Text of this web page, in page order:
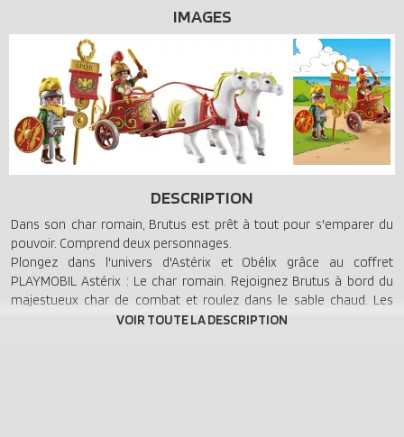
IMAGES
DESCRIPTION
Dans son char romain, Brutus est prêt à tout pour s'emparer du
pouvoir. Comprend deux personnages.
Plongez dans l'univers d'Astérix et Obélix grâce au coffret
PLAYMOBIL Astérix : Le char romain. Rejoignez Brutus à bord du
majestueux char de combat et roulez dans le sable chaud. Les
deux chevaux blancs hennissent d'impatience. PLAYMOBIL vous